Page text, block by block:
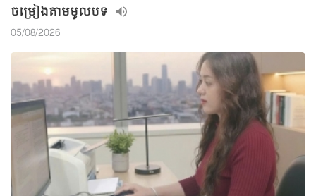
ចម្រៀងតាមមូលបទ
05/08/2026